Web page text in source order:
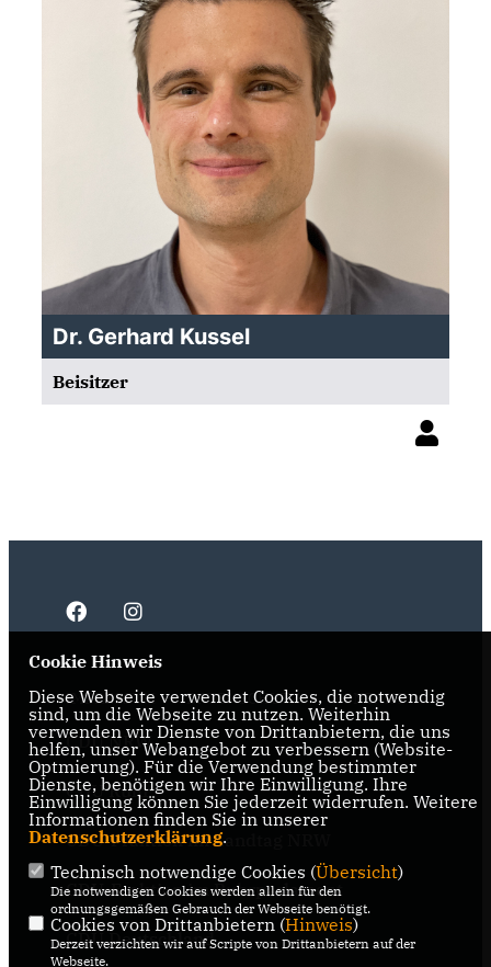
Dr. Gerhard Kussel
Beisitzer
IMPRESSUM DATENSCHUTZ KONTAKT
CDU NRW
CDU Ruhr
CDU-Fraktion im Landtag NRW
CDU-Fraktion im Ruhrparlament
CDU Deutschland
Cookie Hinweis
Diese Webseite verwendet Cookies, die notwendig
sind, um die Webseite zu nutzen. Weiterhin
verwenden wir Dienste von Drittanbietern, die uns
helfen, unser Webangebot zu verbessern (Website-
Optmierung). Für die Verwendung bestimmter
Dienste, benötigen wir Ihre Einwilligung. Ihre
Einwilligung können Sie jederzeit widerrufen. Weitere
Informationen finden Sie in unserer
Datenschutzerklärung.
Technisch notwendige Cookies (Übersicht)
Die notwendigen Cookies werden allein für den
ordnungsgemäßen Gebrauch der Webseite benötigt.
Cookies von Drittanbietern (Hinweis)
Derzeit verzichten wir auf Scripte von Drittanbietern auf der
Webseite.